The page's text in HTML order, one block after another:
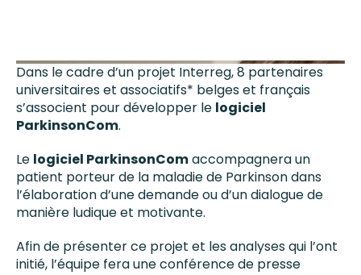
Dans le cadre d’un projet Interreg, 8 partenaires
universitaires et associatifs* belges et français
s’associent pour développer le logiciel
ParkinsonCom.
Le logiciel ParkinsonComaccompagnera un
patient porteur de la maladie de Parkinson dans
l’élaboration d’une demande ou d’un dialogue de
manière ludique et motivante.
Afin de présenter ce projet et les analyses qui l’ont
initié, l’équipe fera une conférence de presse